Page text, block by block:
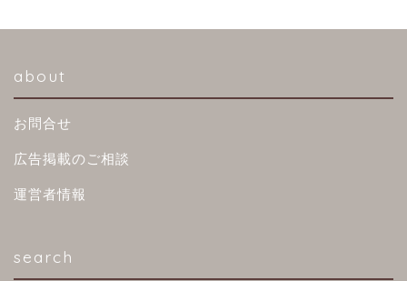
about
お問合せ
広告掲載のご相談
運営者情報
search